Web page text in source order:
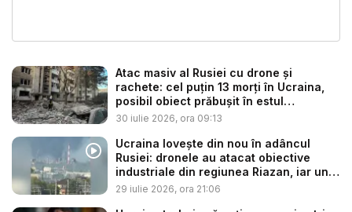
Atac masiv al Rusiei cu drone și
rachete: cel puțin 13 morți în Ucraina,
posibil obiect prăbușit în estul
Poloniei...
30 iulie 2026, ora 09:13
Ucraina lovește din nou în adâncul
Rusiei: dronele au atacat obiective
industriale din regiunea Riazan, iar un
...
29 iulie 2026, ora 21:06